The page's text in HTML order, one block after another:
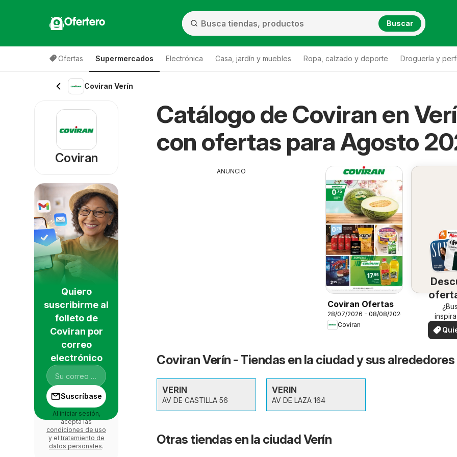
Ofertero Buscar
Ofertas Supermercados Electrónica Casa, jardín y muebles Ropa, calzado y deporte Droguería y
Coviran Verín
Catálogo de Coviran en
con ofertas para Agosto
ANUNCIO
Coviran Ofertas
28/07/2026 - 08/08/2026
Coviran
su
¡Vea
en su
ver
Coviran Verín - Tiendas en la ciudad y sus alrededores
VERIN
AV DE CASTILLA 56
VERIN
AV DE LAZA 164
Otras tiendas en la ciudad Verín
Coviran
Quiero
suscribirme al
folleto de
Coviran por
correo
electrónico
Suscríbase
Al iniciar sesión,
acepta las
condiciones de uso
y el tratamiento de
datos personales.